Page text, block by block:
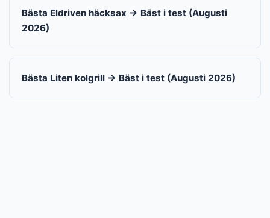
Bästa Eldriven häcksax → Bäst i test (Augusti
2026)
Bästa Liten kolgrill → Bäst i test (Augusti 2026)